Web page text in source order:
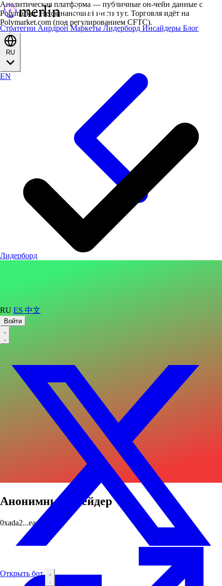
Стратегии АирдропМаркеты Лидерборд Инсайдеры Блог
EN
RU ES 中文
Войти
Открыть бот
Аналитическая платформа — публичные он-чейн данные с
Polymarket. Не финансовый институт. Торговля идёт на
Polymarket.com (под регулированием CFTC).
Лидерборд
Анонимный трейдер
0xada2...eaab